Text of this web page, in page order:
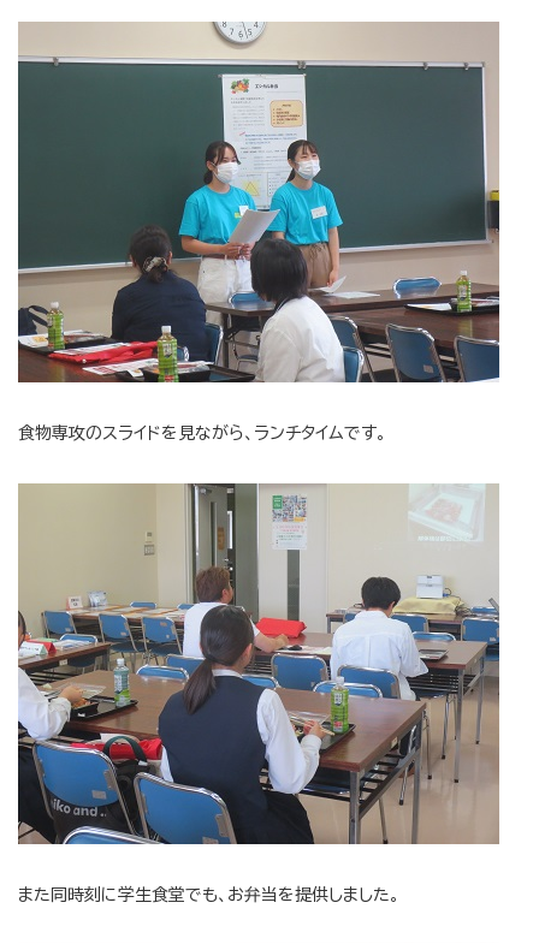
食物専攻のスライドを見ながら、ランチタイムです。
また同時刻に学生食堂でも、お弁当を提供しました。